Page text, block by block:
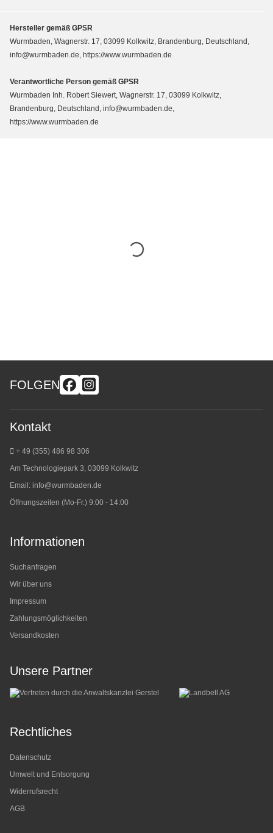
Hersteller gemäß GPSR
Wurmbaden, Wagnerstr. 17, 03099 Kolkwitz, Brandenburg, Deutschland,
info@wurmbaden.de, https://www.wurmbaden.de
Verantwortliche Person gemäß GPSR
Wurmbaden Inh. Robert Siewert, Wagnerstr. 17, 03099 Kolkwitz,
Brandenburg, Deutschland, info@wurmbaden.de,
https://www.wurmbaden.de
FOLGEN
Kontakt
+ 49 (355) 486 98 306
Am Technologiepark 3, 03099 Kolkwitz
Email: info@wurmbaden.de
Öffnungszeiten (Mo-Fr.) 9:00 - 14:00
Informationen
Suchanfragen
Wir über uns
Impressum
Zahlungsmöglichkeiten
Versandkosten
Unsere Partner
Rechtliches
Datenschutz
Umwelt und Entsorgung
Widerrufsrecht
AGB